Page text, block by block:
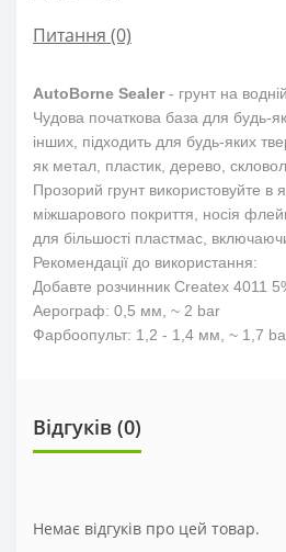
Питання (0)
AutoBorne Sealer- грунт на
Чудова початкова база для будь-
інших, підходить для будь-яких
як метал, пластик, дерево,
Прозорий грунт використовуйте в
міжшарового покриття, носія
для більшості пластмас,
Рекомендації до використання:
Добавте розчинник Createx 4011
Аерограф: 0,5 мм, ~ 2 bar
Фарбоопульт: 1,2 - 1,4 мм, ~ 1,7
Відгуків (0)
Немає відгуків про цей товар.